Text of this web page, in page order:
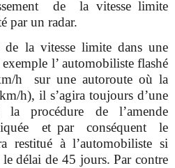
de la vitesse limite
par un radar.
de la vitesse limite dans une
l’ automobiliste flashé
h sur une autoroute où la
h), il s’agira toujours d’une
la procédure de l’amende
et par conséquent le
restitué à l’automobiliste si
le délai de 45 jours. Par contre